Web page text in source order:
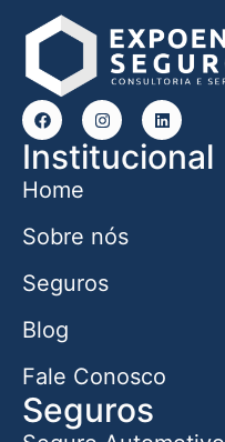
Institucional
Home
Sobre nós
Seguros
Blog
Fale Conosco
Seguros